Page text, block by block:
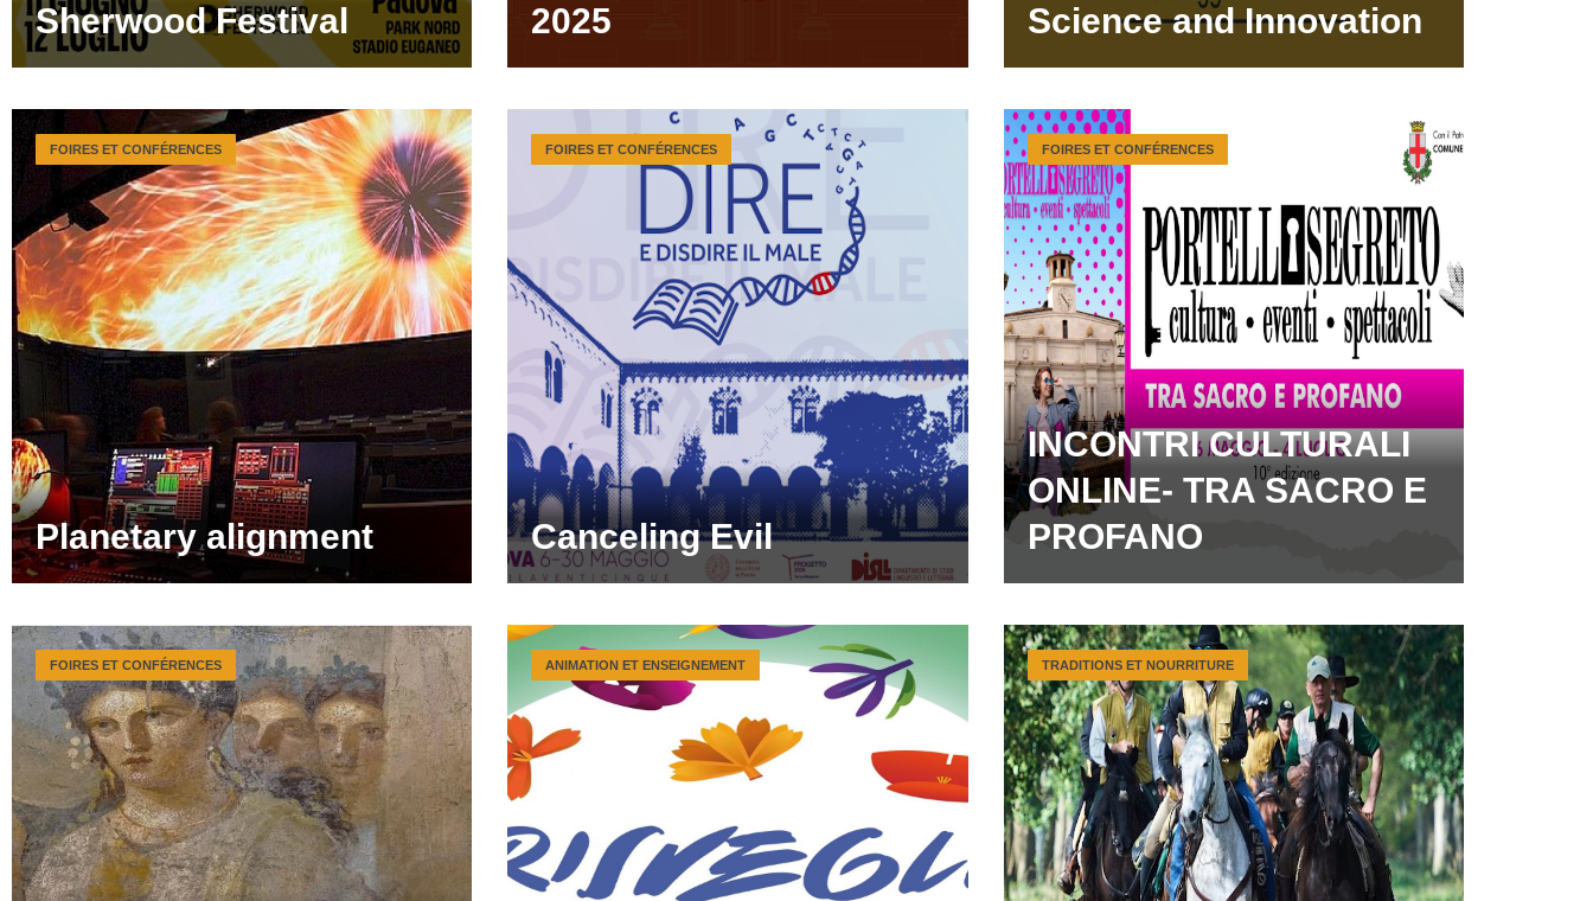
Sherwood Festival
2025
Science and Innovation
Planetary alignment
FOIRES ET CONFÉRENCES
Canceling Evil
FOIRES ET CONFÉRENCES
INCONTRI CULTURALI
ONLINE- TRA SACRO E
PROFANO
FOIRES ET CONFÉRENCES
FOIRES ET CONFÉRENCES ANIMATION ET ENSEIGNEMENT TRADITIONS ET NOURRITURE